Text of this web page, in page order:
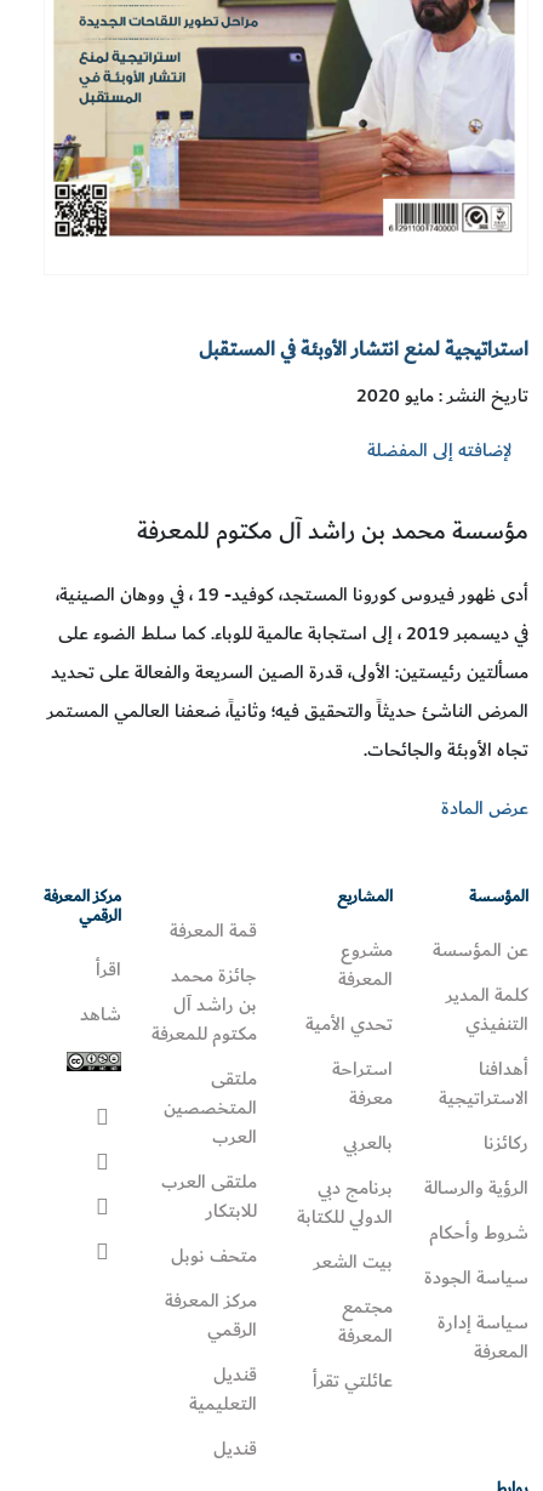
استراتيجية لمنع انتشار الأوبئة في المستقبل
تاريخ النشر : مايو 2020
لإضافته إلى المفضلة
مؤسسة محمد بن راشد آل مكتوم للمعرفة
أدى ظهور فيروس كورونا المستجد، كوفيد- 19 ، في ووهان الصينية،
في ديسمبر 2019 ، إلى استجابة عالمية للوباء. كما سلط الضوء على
مسألتين رئيستين: الأولى، قدرة الصين السريعة والفعالة على تحديد
المرض الناشئ حديثاً والتحقيق فيه؛ وثانياً، ضعفنا العالمي المستمر
تجاه الأوبئة والجائحات.
عرض المادة
المؤسسة
عن المؤسسة
كلمة المدير
التنفيذي
أهدافنا
الاستراتيجية
ركائزنا
الرؤية والرسالة
شروط وأحكام
سياسة الجودة
سياسة إدارة
المعرفة
المشاريع
مشروع
المعرفة
تحدي الأمية
استراحة
معرفة
بالعربي
برنامج دبي
الدولي للكتابة
بيت الشعر
مجتمع
المعرفة
عائلتي تقرأ‎
قمة المعرفة
جائزة محمد
بن راشد آل
مكتوم للمعرفة
ملتقى
المتخصصين
العرب
ملتقى العرب
للابتكار
متحف نوبل
مركز المعرفة
الرقمي
قنديل
التعليمية
قنديل
مركز المعرفة
الرقمي
اقرأ
شاهد